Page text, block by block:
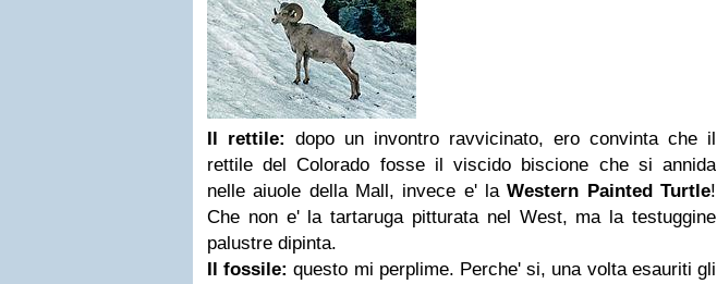
Il rettile: dopo un invontro ravvicinato, ero convinta che il
rettile del Colorado fosse il viscido biscione che si annida
nelle aiuole della Mall, invece e' laWestern Painted Turtle!
Che non e' la tartaruga pitturata nel West, ma la testuggine
palustre dipinta.
Il fossile:questo mi perplime. Perche' si, una volta esauriti gli